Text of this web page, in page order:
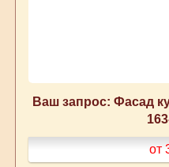
Ваш запрос: Фасад
от